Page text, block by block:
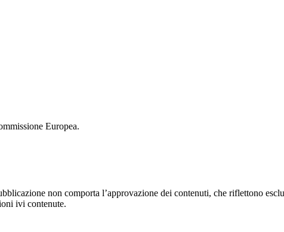
Europea.
non comporta l’approvazione dei contenuti, che riflettono
ivi contenute.